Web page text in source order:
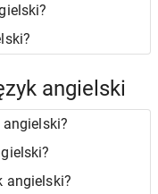
angielski
angielski?